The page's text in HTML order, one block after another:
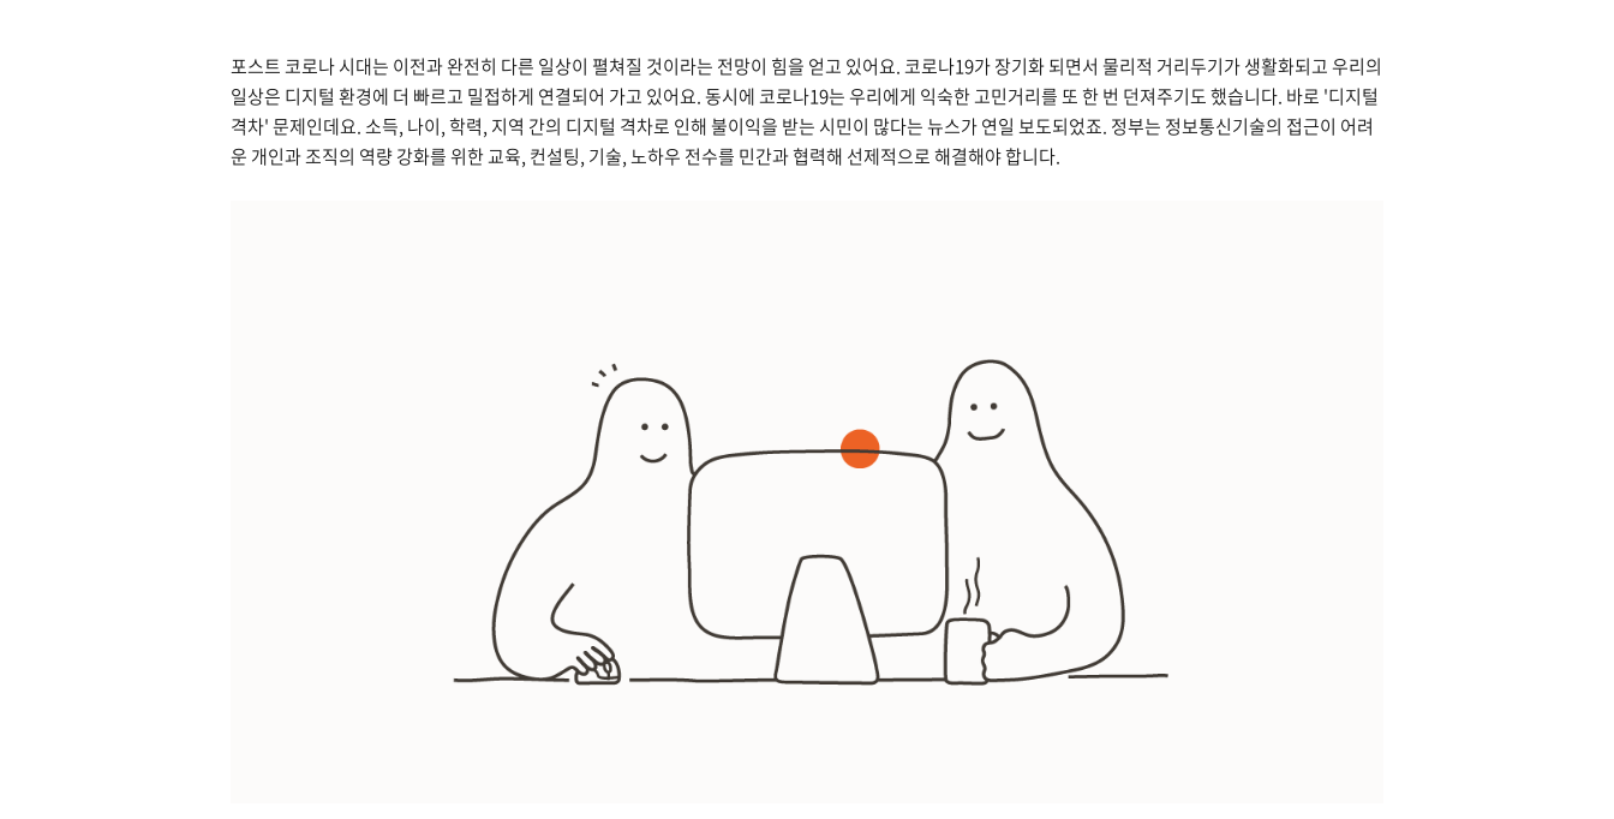
포스트 코로나 시대는 이전과 완전히 다른 일상이 펼쳐질 것이라는 전망이 힘을 얻고 있어요. 코로나19가 장기화 되면서 물리적 거리두기가 생활화되고 우리의
일상은 디지털 환경에 더 빠르고 밀접하게 연결되어 가고 있어요. 동시에 코로나19는 우리에게 익숙한 고민거리를 또 한 번 던져주기도 했습니다. 바로 '디지털
격차' 문제인데요. 소득, 나이, 학력, 지역 간의 디지털 격차로 인해 불이익을 받는 시민이 많다는 뉴스가 연일 보도되었죠. 정부는 정보통신기술의 접근이 어려
운 개인과 조직의 역량 강화를 위한 교육, 컨설팅, 기술, 노하우 전수를 민간과 협력해 선제적으로 해결해야 합니다.